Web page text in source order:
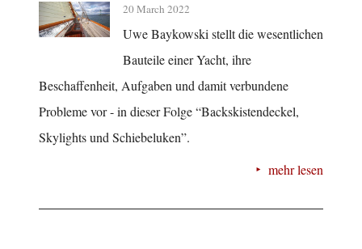
20 March 2022
Uwe Baykowski stellt die wesentlichen
Bauteile einer Yacht, ihre
Beschaffenheit, Aufgaben und damit verbundene
Probleme vor - in dieser Folge “Backskistendeckel,
Skylights und Schiebeluken”.
mehr lesen